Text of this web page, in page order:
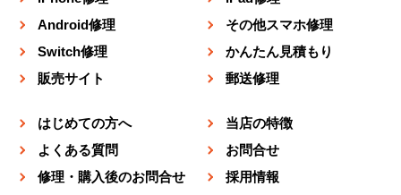
Android修理
その他スマホ修理
Switch修理
かんたん見積もり
販売サイト
郵送修理
はじめての方へ
当店の特徴
よくある質問
お問合せ
修理・購入後のお問合せ
採用情報